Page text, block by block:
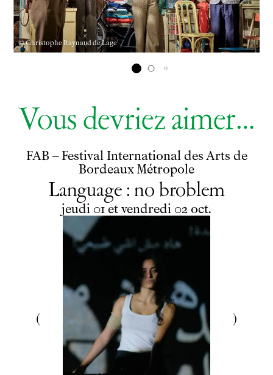
© Christophe Raynaud de Lage
Vous devriez aimer…
FAB – Festival International des Arts de
Bordeaux Métropole
Language : no broblem
du
jeudi
jeudi 01 et au
vendredi
vendredi 02 octobre
oct.